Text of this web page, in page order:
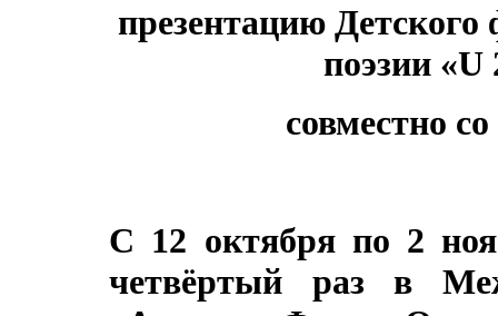
презентацию
поэзии «U
совместно
С 12 октября по 2
четвёртый раз в